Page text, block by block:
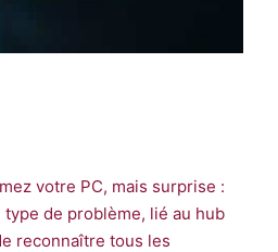
votre PC, mais surprise :
type de problème, lié au hub
reconnaître tous les